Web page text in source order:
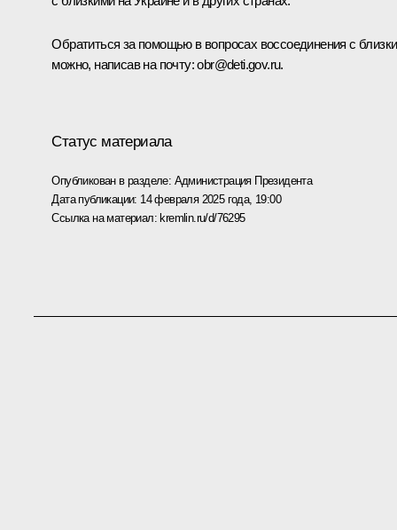
Обратиться за помощью в вопросах воссоединения с
можно, написав на почту: obr@deti.gov.ru.
Статус материала
Опубликован в разделе: Администрация Президента
Дата публикации: 14 февраля 2025 года, 19:00
Ссылка на материал: kremlin.ru/d/76295